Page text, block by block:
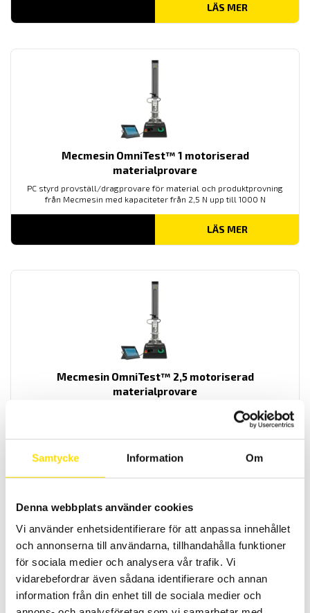
Samtycke Information Om
Denna webbplats använder cookies
Vi använder enhetsidentifierare för att anpassa innehållet
och annonserna till användarna, tillhandahålla funktioner
för sociala medier och analysera vår trafik. Vi
vidarebefordrar även sådana identifierare och annan
information från din enhet till de sociala medier och
LÄS MER
Mecmesin OmniTest™ 1 motoriserad
materialprovare
PC styrd provställ/dragprovare för material och produktprovning
från Mecmesin med kapaciteter från 2,5 N upp till 1000 N
LÄS MER
Mecmesin OmniTest™ 2,5 motoriserad
materialprovare
PC styrd provställ/dragprovare för material och produktprovning
från Mecmesin med kapaciteter från 2,5 N upp till 2500 N
Mecmesin OmniTest™ 5,0 motoriserad